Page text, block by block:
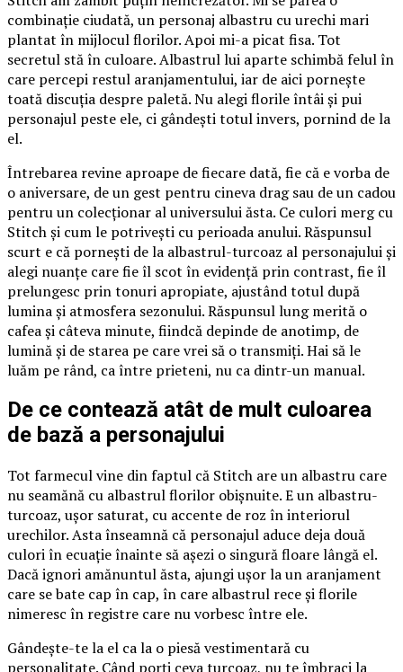
combinație ciudată, un personaj albastru cu urechi mari
plantat în mijlocul florilor. Apoi mi-a picat fisa. Tot
secretul stă în culoare. Albastrul lui aparte schimbă felul în
care percepi restul aranjamentului, iar de aici pornește
toată discuția despre paletă. Nu alegi florile întâi și pui
personajul peste ele, ci gândești totul invers, pornind de la
el.
Întrebarea revine aproape de fiecare dată, fie că e vorba de
o aniversare, de un gest pentru cineva drag sau de un cadou
pentru un colecționar al universului ăsta. Ce culori merg cu
Stitch și cum le potrivești cu perioada anului. Răspunsul
scurt e că pornești de la albastrul-turcoaz al personajului și
alegi nuanțe care fie îl scot în evidență prin contrast, fie îl
prelungesc prin tonuri apropiate, ajustând totul după
lumina și atmosfera sezonului. Răspunsul lung merită o
cafea și câteva minute, fiindcă depinde de anotimp, de
lumină și de starea pe care vrei să o transmiți. Hai să le
luăm pe rând, ca între prieteni, nu ca dintr-un manual.
De ce contează atât de mult culoarea
de bază a personajului
Tot farmecul vine din faptul că Stitch are un albastru care
nu seamănă cu albastrul florilor obișnuite. E un albastru-
turcoaz, ușor saturat, cu accente de roz în interiorul
urechilor. Asta înseamnă că personajul aduce deja două
culori în ecuație înainte să așezi o singură floare lângă el.
Dacă ignori amănuntul ăsta, ajungi ușor la un aranjament
care se bate cap în cap, în care albastrul rece și florile
nimeresc în registre care nu vorbesc între ele.
Gândește-te la el ca la o piesă vestimentară cu
personalitate. Când porți ceva turcoaz, nu te îmbraci la